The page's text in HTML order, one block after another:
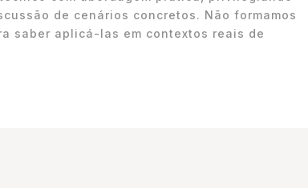
de cenários concretos. Não formamos
saber aplicá-las em contextos reais de